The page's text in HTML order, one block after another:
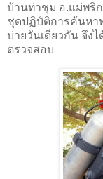
บ้านท่าชุม อ.แม่พริ
ชุดปฏิบัติการค้นหา
บ่ายวันเดียวกัน จึง
ตรวจสอบ